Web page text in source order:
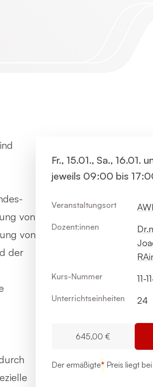
von
von
der
Fr., 15.01., Sa., 16.01.
jeweils 09:00 bis
Veranstaltungsort
Dozent:innen
Kurs-Nummer 11-
Unterrichts­einheiten 24
645,00 €
Der ermäßigte* Preis liegt bei